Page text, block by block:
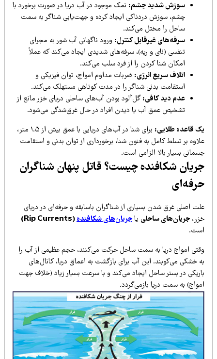
سوزش شدید چشم:نمک موجود در آب دریا در صورت برخورد با
چشم، سوزش دردناکی ایجاد کرده و جهت‌یابی شناگر به سمت
ساحل را مختل می‌کند.
سرفه‌های غیرقابل کنترل:ورود ناگهانی آب شور به مجرای
تنفسی (نای و ریه)، سرفه‌های شدیدی ایجاد می‌کند که عملاً
امکان شنا کردن را از فرد سلب می‌کند.
اتلاف سریع انرژی:ضربات مداوم امواج، توان فیزیکی و
استقامت بدنی شناگر را در مدت کوتاهی مستهلک می‌کند.
عدم دید کافی:گل‌آلود بودن آب‌های ساحلی دریای خزر مانع از
تشخیص عمق آب یا دیدن افراد در حال غرق‌شدگی می‌شود.
قاعده طلایی:
برای شنا در آب‌های دریایی با عمق بیش از ۱.۵ متر،
بر تسلط کامل به فنون شنا، برخورداری از توان بدنی و استقامت
بسیار بالا الزامی است.
شکافنده چیست؟ قاتل پنهان شناگران
اصلی غرق شدن بسیاری از شناگران باسابقه و حرفه‌ای در دریای
جریان‌های ساحلییاجریان‌های شکافنده(Rip Currents)
امواج دریا به سمت ساحل حرکت می‌کنند، حجم عظیمی از آب را
خشکی می‌کوبند. این آب برای بازگشت به اعماق دریا، کانال‌های
در بستر ساحل ایجاد می‌کند و با سرعت بسیار زیاد (خلاف جهت
به سمت دریا بازمی‌گردد.